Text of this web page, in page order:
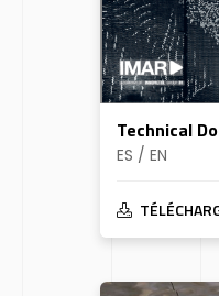
Technical
ES / EN